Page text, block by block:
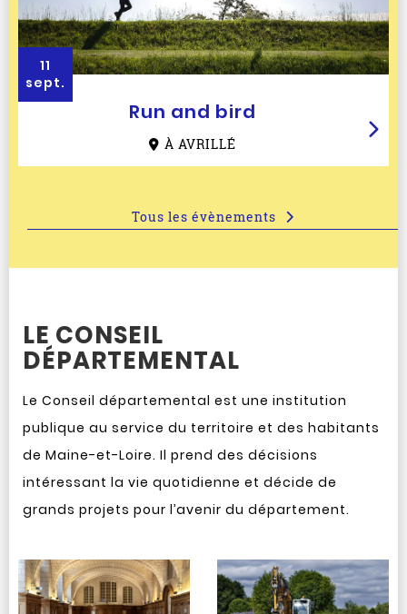
Run and bird
11
sept.
À AVRILLÉ
Tous les évènements
LE CONSEIL
DÉPARTEMENTAL
Le Conseil départemental est une institution
publique au service du territoire et des habitants
de Maine-et-Loire. Il prend des décisions
intéressant la vie quotidienne et décide de
grands projets pour l’avenir du département.